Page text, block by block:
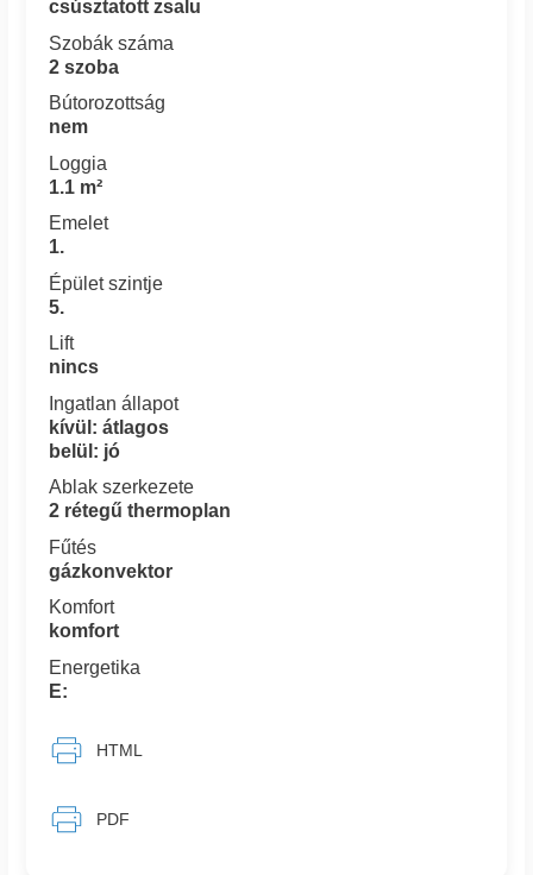
csúsztatott zsalu
Szobák száma
2 szoba
Bútorozottság
nem
Loggia
1.1 m²
Emelet
1.
Épület szintje
5.
Lift
nincs
Ingatlan állapot
kívül: átlagos
belül: jó
Ablak szerkezete
2 rétegű thermoplan
Fűtés
gázkonvektor
Komfort
komfort
Energetika
E:
HTML
PDF